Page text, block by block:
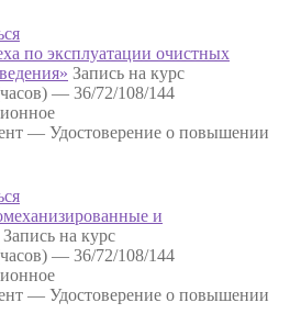
по эксплуатации очистных
Запись на курс
— 36/72/108/144
— Удостоверение о повышении
и
Запись на курс
— 36/72/108/144
— Удостоверение о повышении